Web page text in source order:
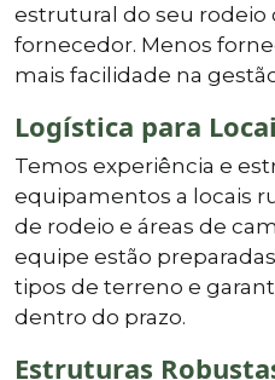
estrutural do seu
fornecedor. Menos
mais facilidade na
Logística para
Temos experiência e
equipamentos a locais
de rodeio e áreas de
equipe estão
tipos de terreno e
dentro do prazo.
Estruturas